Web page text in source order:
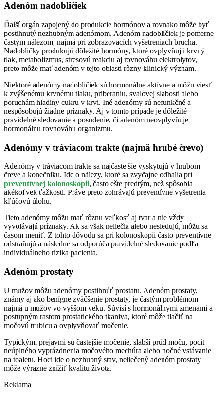
Adenóm nadobličiek
Ďalší orgán zapojený do produkcie hormónov a rovnako môže byť
postihnutý nezhubným adenómom. Adenóm nadobličiek je pomerne
častým nálezom, najmä pri zobrazovacích vyšetreniach brucha.
Nadobličky produkujú dôležité hormóny, ktoré ovplyvňujú krvný
tlak, metabolizmus, stresovú reakciu aj rovnováhu elektrolytov,
preto môže mať adenóm v tejto oblasti rôzny klinický význam.
Niektoré adenómy nadobličiek sú hormonálne aktívne a môžu viesť
k zvýšenému krvnému tlaku, priberaniu, svalovej slabosti alebo
poruchám hladiny cukru v krvi. Iné adenómy sú nefunkčné a
nespôsobujú žiadne príznaky. Aj v tomto prípade je dôležité
pravidelné sledovanie a posúdenie, či adenóm neovplyvňuje
hormonálnu rovnováhu organizmu.
Adenómy v tráviacom trakte (najmä hrubé črevo)
Adenómy v tráviacom trakte sa najčastejšie vyskytujú v hrubom
čreve a konečníku. Ide o nálezy, ktoré sa zvyčajne odhalia pri
preventívnej kolonoskopii, často ešte predtým, než spôsobia
akékoľvek ťažkosti. Práve preto zohrávajú preventívne vyšetrenia
kľúčovú úlohu.
Tieto adenómy môžu mať rôznu veľkosť aj tvar a nie vždy
vyvolávajú príznaky. Ak sa však neliečia alebo nesledujú, môžu sa
časom meniť. Z tohto dôvodu sa pri kolonoskopii často preventívne
odstraňujú a následne sa odporúča pravidelné sledovanie podľa
individuálneho rizika pacienta.
Adenóm prostaty
U mužov môžu adenómy postihnúť prostatu. Adenóm prostaty,
známy aj ako benígne zväčšenie prostaty, je častým problémom
najmä u mužov vo vyššom veku. Súvisí s hormonálnymi zmenami a
postupným rastom prostatického tkaniva, ktoré môže tlačiť na
močovú trubicu a ovplyvňovať močenie.
Typickými prejavmi sú častejšie močenie, slabší prúd moču, pocit
neúplného vyprázdnenia močového mechúra alebo nočné vstávanie
na toaletu. Hoci ide o nezhubný stav, neliečený adenóm prostaty
môže výrazne znížiť kvalitu života.
Reklama